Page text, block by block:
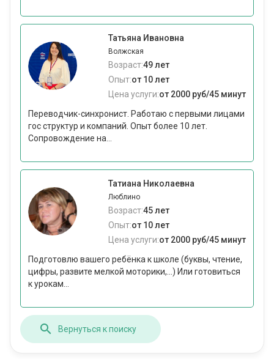
Татьяна Ивановна
Волжская
Возраст:49 лет
Опыт:от 10 лет
Цена услуги:от 2000 руб/45 минут
Переводчик-синхронист. Работаю с первыми лицами
гос структур и компаний. Опыт более 10 лет.
Сопровождение на...
Татиана Николаевна
Люблино
Возраст:45 лет
Опыт:от 10 лет
Цена услуги:от 2000 руб/45 минут
Подготовлю вашего ребёнка к школе (буквы, чтение,
цифры, развите мелкой моторики,...) Или готовиться
к урокам...
Вернуться к поиску